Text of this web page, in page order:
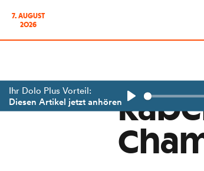
7. AUGUST
2026
Ihr Dolo Plus Vorteil:
Diesen Artikel jetzt anhören
Play